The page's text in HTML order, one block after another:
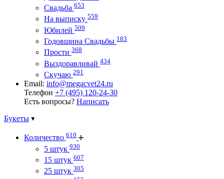
Свадьба 653
На выписку 559
Юбилей 509
Годовщина Свадьбы 183
Прости 368
Выздоравливай 434
Скучаю 291
Email: info@megacvet24.ru
Телефон +7 (495) 120-24-30
Есть вопросы? Написать
Букеты
Количество 610
5 штук 930
15 штук 607
25 штук 305